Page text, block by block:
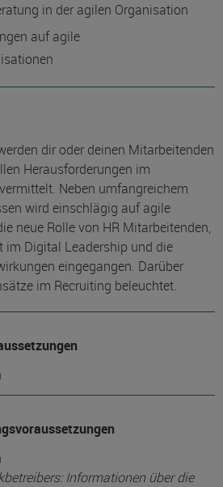
in der agilen Organisation
auf agile
dir oder deinen Mitarbeitenden
Herausforderungen im
Neben umfangreichem
wird einschlägig auf agile
neue Rolle von HR Mitarbeitenden,
im Digital Leadership und die
eingegangen. Darüber
im Recruiting beleuchtet.
Informationen über die